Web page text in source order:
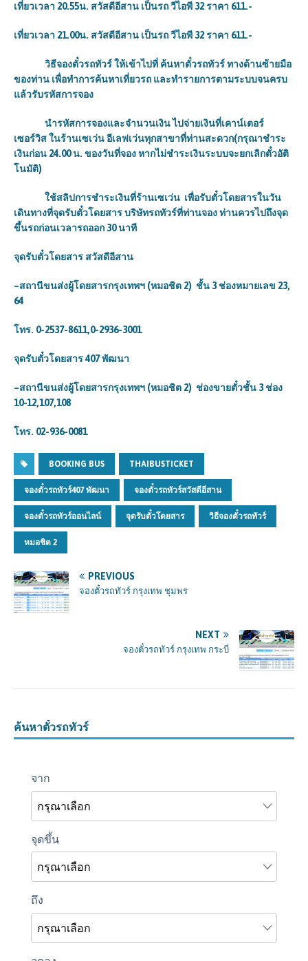
เที่ยวเวลา 20.55น. สวัสดีอีสาน เป็นรถ วีไอพี 32 ราคา 611.-
เที่ยวเวลา 21.00น. สวัสดีอีสาน เป็นรถ วีไอพี 32 ราคา 611.-
วิธีจองตั๋วรถทัวร์ ให้เข้าไปที่ ค้นหาตั๋วรถทัวร์ ทางด้านซ้ายมือ
ของท่าน เพื่อทำการค้นหาเที่ยวรถ และทำรายการตามระบบจนครบ
แล้วรับรหัสการจอง
นำรหัสการจองและจำนวนเงิน ไปจ่ายเงินที่เคาน์เตอร์
เซอร์วิส ในร้านเซเว่น อีเลฟเว่นทุกสาขาที่ท่านสะดวก(กรุณาชำระ
เงินก่อน 24.00น. ของวันที่จอง หากไม่ชำระเงินระบบจะยกเลิกตั๋วอัติ
โนมัติ)
ใช้สลิปการชำระเงินที่ร้านเซเว่น เพื่อรับตั๋วโดยสารในวัน
เดินทางที่จุดรับตั๋วโดยสาร บริษัทรถทัวร์ที่ท่านจอง ท่านควรไปถึงจุด
ขึ้นรถก่อนเวลารถออก 30นาที
จุดรับตั๋วโดยสาร สวัสดีอีสาน
–สถานีขนส่งผู้โดยสารกรุงเทพฯ (หมอชิต 2) ชั้น 3 ช่องหมายเลข 23,
64
โทร. 0-2537-8611,0-2936-3001
จุดรับตั๋วโดยสาร 407พัฒนา
–สถานีขนส่งผู้โดยสารกรุงเทพฯ (หมอชิต 2) ช่องขายตั๋วชั้น 3 ช่อง
10-12,107,108
โทร. 02-936-0081
BOOKING BUS THAIBUSTICKET
จองตั๋วรถทัวร์407 พัฒนา จองตั๋วรถทัวร์สวัสดีอีสาน
จองตั๋วรถทัวร์ออนไลน์ จุดรับตั๋วโดยสาร วิธีจองตั๋วรถทัวร์
หมอชิต 2
PREVIOUS
จองตั๋วรถทัวร์ กรุงเทพ ชุมพร
NEXT
จองตั๋วรถทัวร์ กรุงเทพ กระบี่
ค้นหาตั๋วรถทัวร์